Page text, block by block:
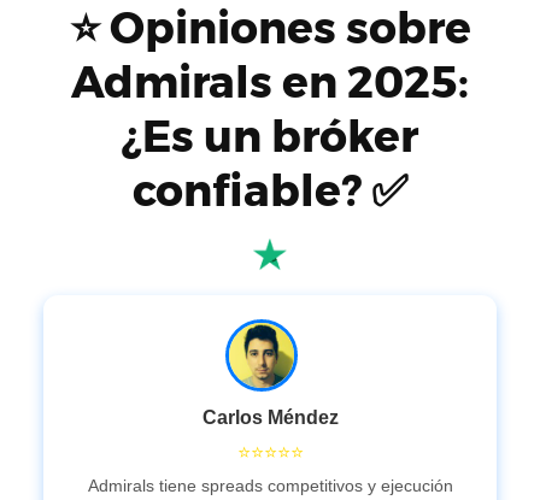
⭐ Opiniones sobre
Admirals en 2025:
¿Es un bróker
confiable? ✅
Carlos Méndez
⭐⭐⭐⭐⭐
Admirals tiene spreads competitivos y ejecución